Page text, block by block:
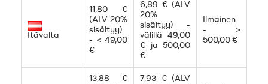
Itävalta
11,80 €
(ALV 20%
sisältyy)
- < 49,00
€
6,89 € (ALV
20%
sisältyy) -
välillä 49,00
€ ja 500,00
€
Ilmainen
- >
500,00 €
13,88 €
7,93 € (ALV